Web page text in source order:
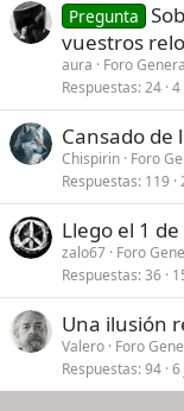
Pregunta
vuestros
aura
Foro
Respuestas 24 4
Cansado de
Chispirin Foro
Respuestas 119
Llego el 1 de
zalo67 Foro
Respuestas 36
Una ilusión
Valero Foro
Respuestas 94 6